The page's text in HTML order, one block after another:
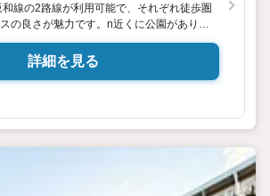
線の2路線が利用可能で、それぞれ徒歩圏
の良さが魅力です。n近くに公園があり、
慮されています。nスーパーマーケットや
どの周辺施設も徒歩圏内にあり、日々の生
n※管理費、修繕積立金調査中
詳細を見る